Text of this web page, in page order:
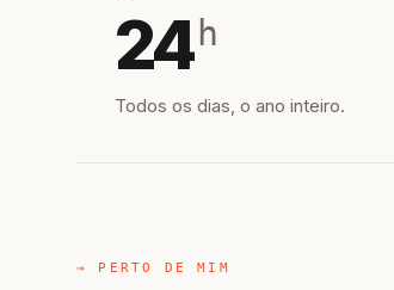
24 h
Todos os dias, o ano inteiro.
→ PERTO DE MIM